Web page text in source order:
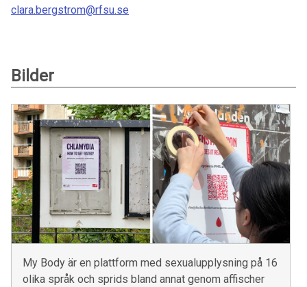
clara.bergstrom@rfsu.se
Bilder
My Body är en plattform med sexualupplysning på 16
olika språk och sprids bland annat genom affischer